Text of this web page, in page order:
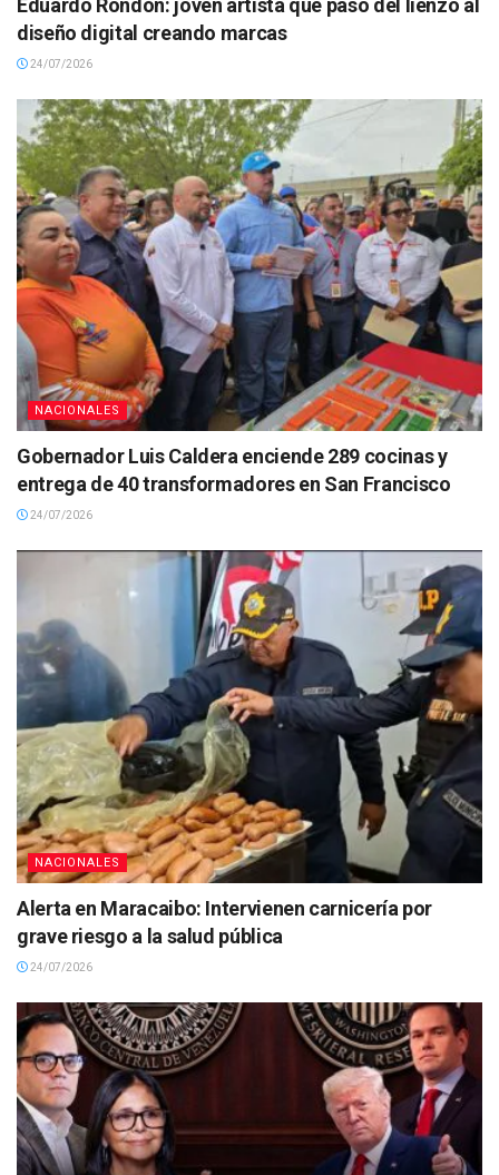
diseño digital creando marcas
24/07/2026
NACIONALES
Gobernador Luis Caldera enciende 289 cocinas y
entrega de 40 transformadores en San Francisco
24/07/2026
NACIONALES
Alerta en Maracaibo: Intervienen carnicería por
grave riesgo a la salud pública
24/07/2026